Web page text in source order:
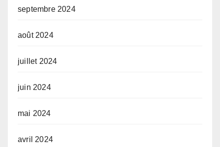
septembre 2024
août 2024
juillet 2024
juin 2024
mai 2024
avril 2024